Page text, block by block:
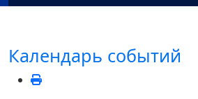
Календарь событий